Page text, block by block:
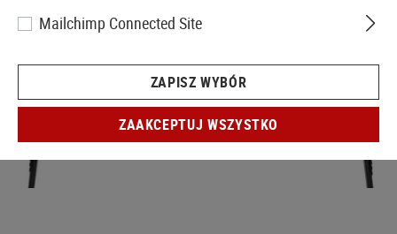
Mailchimp Connected Site
ZAPISZ WYBÓR
ZAAKCEPTUJ WSZYSTKO